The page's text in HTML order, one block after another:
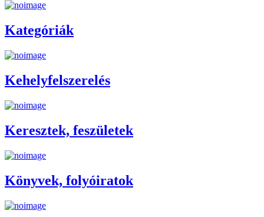
Kategóriák
Kehelyfelszerelés
Keresztek, feszületek
Könyvek, folyóiratok